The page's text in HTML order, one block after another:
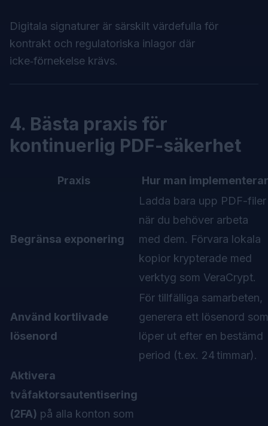
Digitala signaturer är särskilt värdefulla för
kontrakt och regulatoriska inlagor där
icke‑förnekelse krävs.
4. Bästa praxis för
kontinuerlig PDF-säkerhet
Praxis Hur man implementerar
Begränsa exponering
Ladda bara upp PDF-filer
när du behöver arbeta
med dem. Förvara lokala
kopior krypterade med
verktyg som VeraCrypt.
Använd kortlivade
lösenord
För tillfälliga samarbeten,
generera ett lösenord som
löper ut efter en bestämd
period (t.ex. 24 timmar).
Aktivera
tvåfaktorsautentisering
(2FA) på alla konton som